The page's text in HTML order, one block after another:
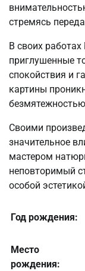
стремясь
В своих
приглушенные
спокойствия и
картины
Своими
значительное
мастером
неповторимый
особой
Год рождения:
Место
рождения: